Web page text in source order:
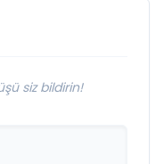
siz bildirin!